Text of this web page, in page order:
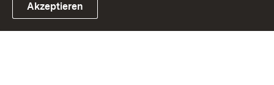
Akzeptieren